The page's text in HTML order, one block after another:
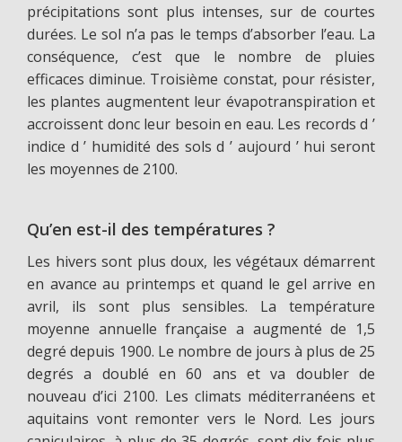
précipitations sont plus intenses, sur de courtes
durées. Le sol n’a pas le temps d’absorber l’eau. La
conséquence, c’est que le nombre de pluies
efficaces diminue. Troisième constat, pour résister,
les plantes augmentent leur évapotranspiration et
accroissent donc leur besoin en eau. Les records d ’
indice d’ humidité des sols d’ aujourd ’hui seront
les moyennes de 2100.
Qu’en est-il des températures ?
Les hivers sont plus doux, les végétaux démarrent
en avance au printemps et quand le gel arrive en
avril, ils sont plus sensibles. La température
moyenne annuelle française a augmenté de 1,5
degré depuis 1900. Le nombre de jours à plus de 25
degrés a doublé en 60 ans et va doubler de
nouveau d’ici 2100. Les climats méditerranéens et
aquitains vont remonter vers le Nord. Les jours